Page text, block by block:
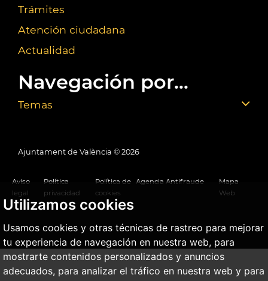
Utilizamos cookies
Usamos cookies y otras técnicas de rastreo para mejorar
tu experiencia de navegación en nuestra web, para
mostrarte contenidos personalizados y anuncios
adecuados, para analizar el tráfico en nuestra web y para
Trámites
Atención ciudadana
Actualidad
Navegación por...
Temas
Ajuntament de València © 2026
Aviso
legal
Política
privacidad
Política de
cookies
Agencia Antifraude
Mapa
Web